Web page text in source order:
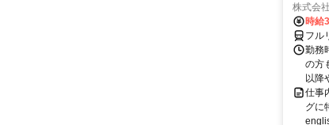
株式会
時給
フル
勤務
の方
以降
仕事
グに